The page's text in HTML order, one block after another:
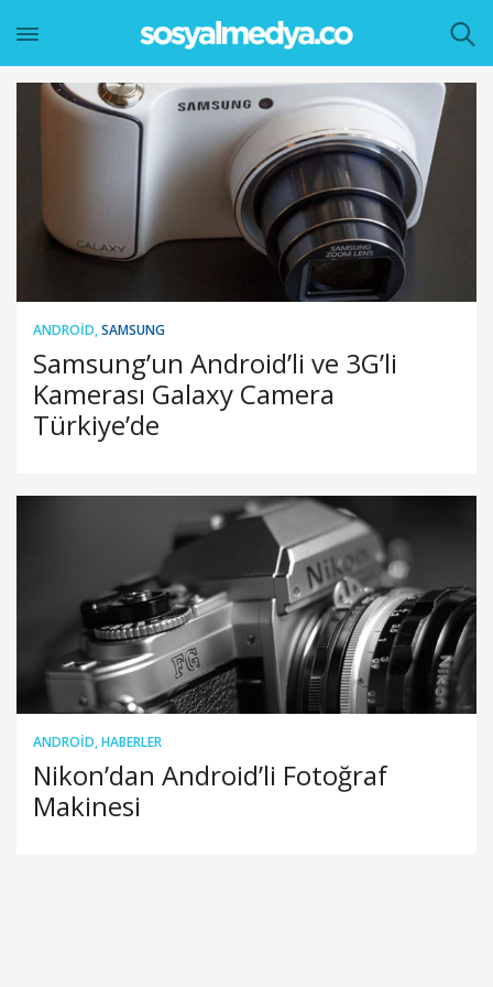
ANDROID,SAMSUNG
Samsung’un Android’li ve 3G’li
Kamerası Galaxy Camera
Türkiye’de
ANDROID,HABERLER
Nikon’dan Android’li Fotoğraf
Makinesi